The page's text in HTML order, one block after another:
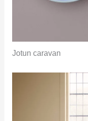
Jotun caravan